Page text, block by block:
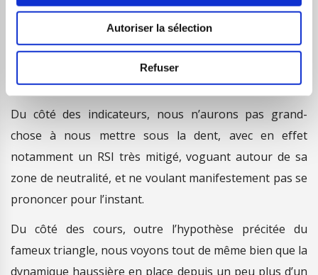
Autoriser la sélection
Refuser
Quel est notre pronostic technique ?
Du côté des indicateurs, nous n’aurons pas grand-
chose à nous mettre sous la dent, avec en effet
notamment un RSI très mitigé, voguant autour de sa
zone de neutralité, et ne voulant manifestement pas se
prononcer pour l’instant.
Du côté des cours, outre l’hypothèse précitée du
fameux triangle, nous voyons tout de même bien que la
dynamique haussière en place depuis un peu plus d’un